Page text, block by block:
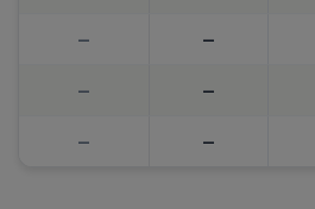
-- --
-- --
-- --